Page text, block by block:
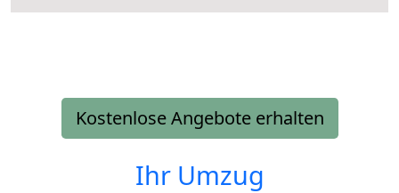
Kostenlose Angebote erhalten
Ihr Umzug